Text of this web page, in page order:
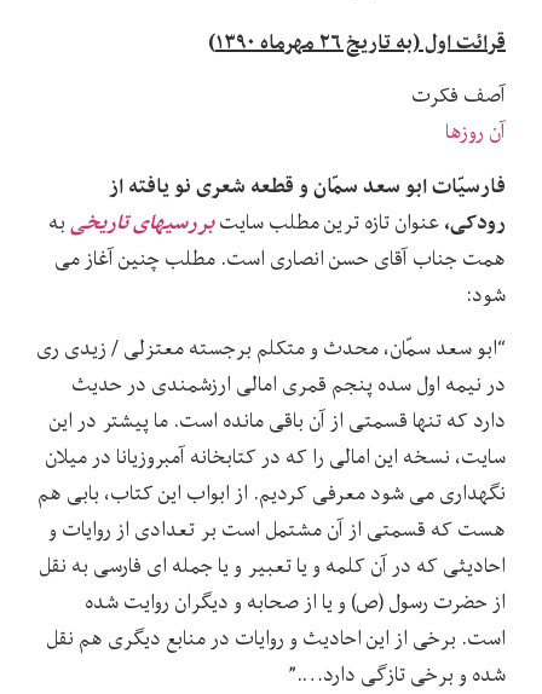
قرائت اول (به تاریخ ۲۶ مهرماه ۱۳۹۰)
آصف فکرت
آن روزها
فارسیّات ابو سعد سمّان و قطعه شعری نو یافته از
رودکی،عنوان تازه ترین مطلب سایتبررسیهای تاریخیبه
همت جناب آقای حسن انصاری است. مطلب چنین آغاز می
شود:
“ابو سعد سمّان، محدث و متکلم برجسته معتزلی / زیدی ری
در نیمه اول سده پنجم قمری امالی ارزشمندی در حدیث
دارد که تنها قسمتی از آن باقی مانده است. ما پیشتر در این
سایت، نسخه این امالی را که در کتابخانه آمبروزیانا در میلان
نگهداری می شود معرفی کردیم. از ابواب این کتاب، بابی هم
هست که قسمتی از آن مشتمل است بر تعدادی از روایات و
احادیثی که در آن کلمه و یا تعبیر و یا جمله ای فارسی به نقل
از حضرت رسول (ص) و یا از صحابه و دیگران روایت شده
است. برخی از این احادیث و روایات در منابع دیگری هم نقل
شده و برخی تازگی دارد….”